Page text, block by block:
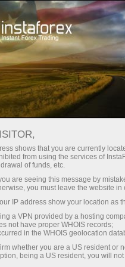
کے ساتھ، آپ
حاصل کرتے ہیں: 1:5000 تک کا فائدہ،
اسپریڈز اور
اسٹاک اور انڈیکس
فائدہ مند حالات۔
مختصر
30% بونس
ہر ڈیپازٹ پر
رفتار
اور ہائی ویز پر
shows that you are currently
from using the services of
of funds, etc.
are seeing this message by
you must leave the website
IP address show your location as
a VPN provided by a hosting
not have proper WHOIS records;
in the WHOIS geolocation
whether you are a US resident or
being a US resident, you will